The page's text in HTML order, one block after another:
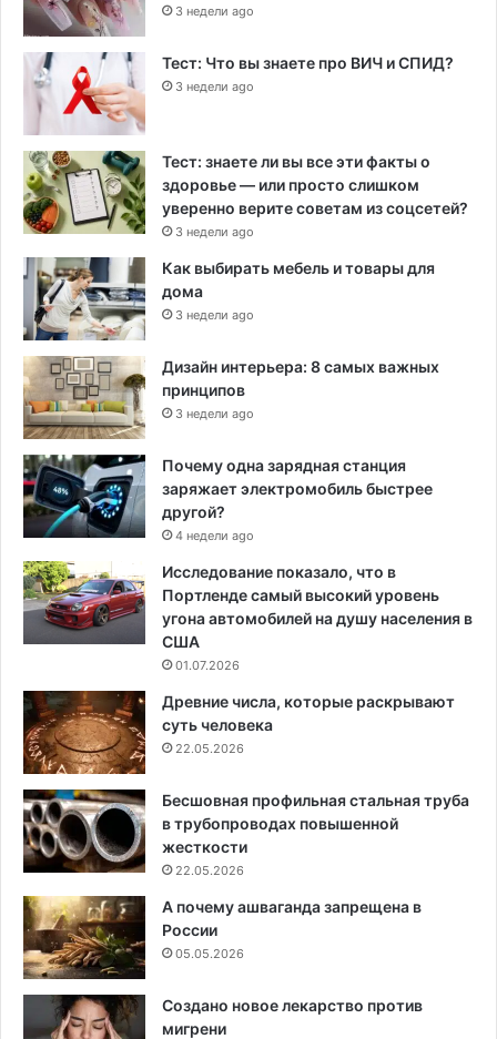
3 недели ago
Тест: Что вы знаете про ВИЧ и СПИД?
3 недели ago
Тест: знаете ли вы все эти факты о
здоровье — или просто слишком
уверенно верите советам из соцсетей?
3 недели ago
Как выбирать мебель и товары для
дома
3 недели ago
Дизайн интерьера: 8 самых важных
принципов
3 недели ago
Почему одна зарядная станция
заряжает электромобиль быстрее
другой?
4 недели ago
Исследование показало, что в
Портленде самый высокий уровень
угона автомобилей на душу населения в
США
01.07.2026
Древние числа, которые раскрывают
суть человека
22.05.2026
Бесшовная профильная стальная труба
в трубопроводах повышенной
жесткости
22.05.2026
А почему ашваганда запрещена в
России
05.05.2026
Создано новое лекарство против
мигрени